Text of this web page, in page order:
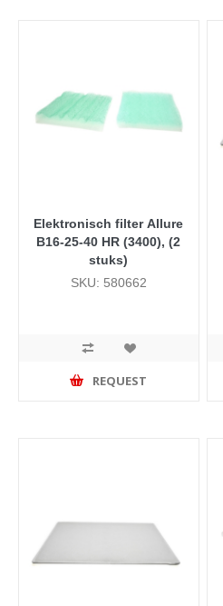
Elektronisch filter Allure
B16-25-40 HR (3400), (2
stuks)
SKU: 580662
REQUEST